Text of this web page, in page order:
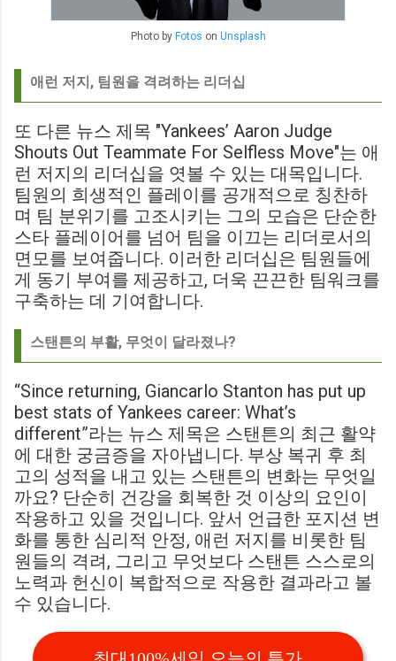
Photo by Fotos on Unsplash
애런 저지, 팀원을 격려하는 리더십
또 다른 뉴스 제목 "Yankees’ Aaron Judge
Shouts Out Teammate For Selfless Move"는 애
런 저지의 리더십을 엿볼 수 있는 대목입니다.
팀원의 희생적인 플레이를 공개적으로 칭찬하
며 팀 분위기를 고조시키는 그의 모습은 단순한
스타 플레이어를 넘어 팀을 이끄는 리더로서의
면모를 보여줍니다. 이러한 리더십은 팀원들에
게 동기 부여를 제공하고, 더욱 끈끈한 팀워크를
구축하는 데 기여합니다.
스탠튼의 부활, 무엇이 달라졌나?
“Since returning, Giancarlo Stanton has put up
best stats of Yankees career: What’s
different”라는 뉴스 제목은 스탠튼의 최근 활약
에 대한 궁금증을 자아냅니다. 부상 복귀 후 최
고의 성적을 내고 있는 스탠튼의 변화는 무엇일
까요? 단순히 건강을 회복한 것 이상의 요인이
작용하고 있을 것입니다. 앞서 언급한 포지션 변
화를 통한 심리적 안정, 애런 저지를 비롯한 팀
원들의 격려, 그리고 무엇보다 스탠튼 스스로의
노력과 헌신이 복합적으로 작용한 결과라고 볼
수 있습니다.